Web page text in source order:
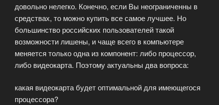
довольно нелегко. Конечно, если Вы неограниченны в
средствах, то можно купить все самое лучшее. Но
большинство российских пользователей такой
возможности лишены, и чаще всего в компьютере
меняется только одна из компонент: либо процессор,
либо видеокарта. Поэтому актуальны два вопроса:
какая видеокарта будет оптимальной для имеющегося
процессора?